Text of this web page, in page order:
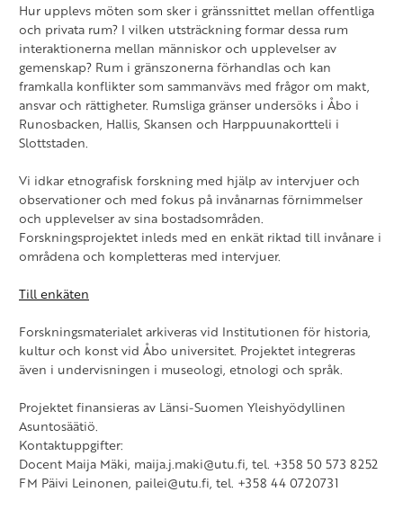
Hur upplevs möten som sker i gränssnittet mellan offentliga
och privata rum? I vilken utsträckning formar dessa rum
interaktionerna mellan människor och upplevelser av
gemenskap? Rum i gränszonerna förhandlas och kan
framkalla konflikter som sammanvävs med frågor om makt,
ansvar och rättigheter. Rumsliga gränser undersöks i Åbo i
Runosbacken, Hallis, Skansen och Harppuunakortteli i
Slottstaden.
Vi idkar etnografisk forskning med hjälp av intervjuer och
observationer och med fokus på invånarnas förnimmelser
och upplevelser av sina bostadsområden.
Forskningsprojektet inleds med en enkät riktad till invånare i
områdena och kompletteras med intervjuer.
Till enkäten
Forskningsmaterialet arkiveras vid Institutionen för historia,
kultur och konst vid Åbo universitet. Projektet integreras
även i undervisningen i museologi, etnologi och språk.
Projektet finansieras av Länsi-Suomen Yleishyödyllinen
Asuntosäätiö.
Kontaktuppgifter:
Docent Maija Mäki, maija.j.maki@utu.fi, tel. +358 50 573 8252
FM Päivi Leinonen, pailei@utu.fi, tel. +358 44 0720731